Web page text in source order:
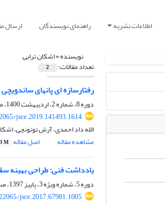
اطلاعات نشریه راهنمای نویسندگان ارسال
نویسنده =اشکان ترابی
تعداد مقالات: 2
رفتارسازه ای پانهای
دوره 8، شماره 2، اردیبهشت 1400، صفحه
jsce.2019.141493.1614
الله داد احمدی، آرش توتونچی،
مشاهده مقاله
اصل مقاله M
یادداشت فنی: طراحی بهینه
دوره 5، شماره ویژه 3، پاییز 1397، صفحه
jsce.2017.67981.1005